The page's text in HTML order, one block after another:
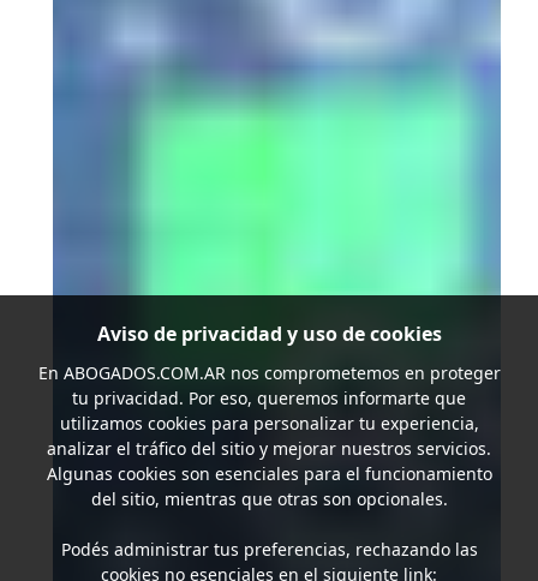
Aviso de privacidad y uso de cookies
En ABOGADOS.COM.ARnos comprometemos en proteger
tu privacidad. Por eso, queremos informarte que
utilizamos cookies para personalizar tu experiencia,
analizar el tráfico del sitio y mejorar nuestros servicios.
Algunas cookies son esenciales para el funcionamiento
del sitio, mientras que otras son opcionales.
Podés administrar tus preferencias, rechazando las
cookies no esenciales en el siguiente link: